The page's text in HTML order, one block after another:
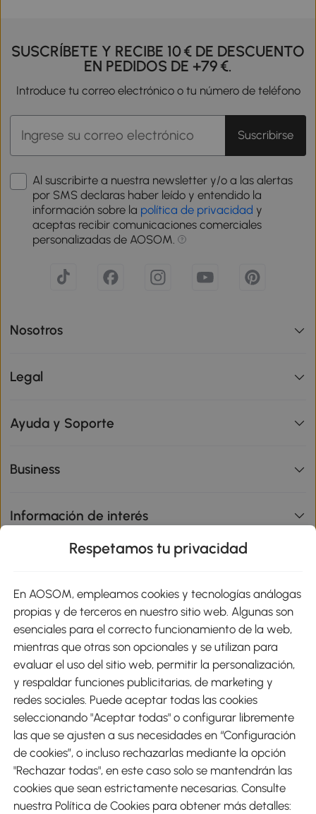
SUSCRÍBETE Y RECIBE 10 € DE DESCUENTO
EN PEDIDOS DE +79 €.
Introduce tu correo electrónico o tu número de teléfono
Suscribirse
Al suscribirte a nuestra newsletter y/o a las alertas
por SMS declaras haber leído y entendido la
información sobre la política de privacidad y
aceptas recibir comunicaciones comerciales
personalizadas de AOSOM.
Nosotros
Legal
Ayuda y Soporte
Business
Información de interés
Métodos de Pago
Envíos
Descargar Aosom App
Google Play
Respetamos tu privacidad
En AOSOM, empleamos cookies y tecnologías análogas
propias y de terceros en nuestro sitio web. Algunas son
esenciales para el correcto funcionamiento de la web,
mientras que otras son opcionales y se utilizan para
evaluar el uso del sitio web, permitir la personalización,
y respaldar funciones publicitarias, de marketing y
redes sociales. Puede aceptar todas las cookies
seleccionando "Aceptar todas" o configurar libremente
las que se ajusten a sus necesidades en “Configuración
de cookies”, o incluso rechazarlas mediante la opción
"Rechazar todas", en este caso solo se mantendrán las
cookies que sean estrictamente necesarias. Consulte
nuestra Política de Cookies para obtener más detalles: